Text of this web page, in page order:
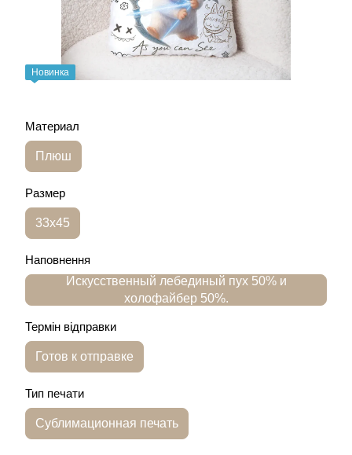
Новинка
Материал
Плюш
Размер
33х45
Наповнення
Искусственный лебединый пух 50% и
холофайбер 50%.
Термін відправки
Готов к отправке
Тип печати
Сублимационная печать